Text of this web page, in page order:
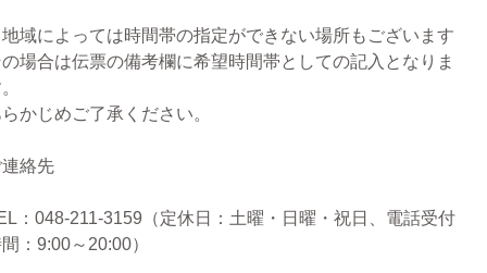
域によっては時間帯の指定ができない場所もございます
場合は伝票の備考欄に希望時間帯としての記入となりま
かじめご了承ください。
絡先
：048-211-3159（定休日：土曜・日曜・祝日、電話受付
：9:00～20:00）